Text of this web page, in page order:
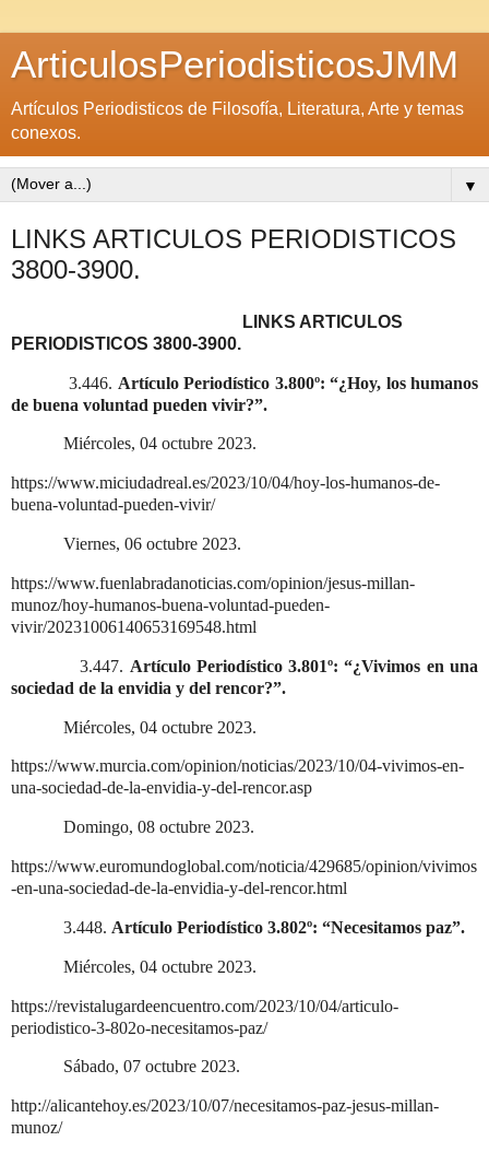
ArticulosPeriodisticosJMM
Artículos Periodisticos de Filosofía, Literatura, Arte y temas
conexos.
▼
LINKS ARTICULOS PERIODISTICOS
3800-3900.
LINKS ARTICULOS
PERIODISTICOS 3800-3900.
3.446. Artículo Periodístico 3.800º: “¿Hoy, los humanos
de buena voluntad pueden vivir?”.
Miércoles, 04 octubre 2023.
https://www.miciudadreal.es/2023/10/04/hoy-los-humanos-de-
buena-voluntad-pueden-vivir/
Viernes, 06 octubre 2023.
https://www.fuenlabradanoticias.com/opinion/jesus-millan-
munoz/hoy-humanos-buena-voluntad-pueden-
vivir/20231006140653169548.html
3.447. Artículo Periodístico 3.801º: “¿Vivimos en una
sociedad de la envidia y del rencor?”.
Miércoles, 04 octubre 2023.
https://www.murcia.com/opinion/noticias/2023/10/04-vivimos-en-
una-sociedad-de-la-envidia-y-del-rencor.asp
Domingo, 08 octubre 2023.
https://www.euromundoglobal.com/noticia/429685/opinion/vivimos
-en-una-sociedad-de-la-envidia-y-del-rencor.html
3.448. Artículo Periodístico 3.802º: “Necesitamos paz”.
Miércoles, 04 octubre 2023.
https://revistalugardeencuentro.com/2023/10/04/articulo-
periodistico-3-802o-necesitamos-paz/
Sábado, 07 octubre 2023.
http://alicantehoy.es/2023/10/07/necesitamos-paz-jesus-millan-
munoz/